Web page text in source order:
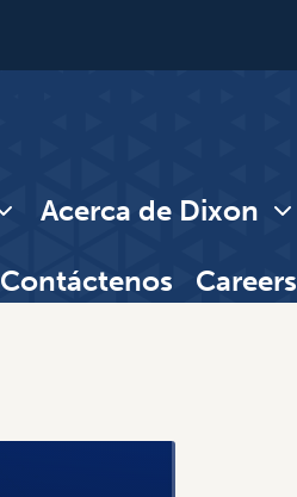
Acerca de Dixon
Contáctenos Careers